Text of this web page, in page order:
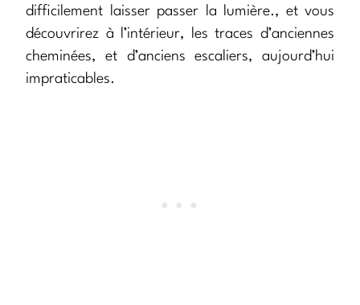
difficilement laisser passer la lumière., et vous
découvrirez à l’intérieur, les traces d’anciennes
cheminées, et d’anciens escaliers, aujourd’hui
impraticables.